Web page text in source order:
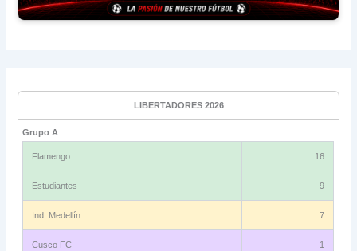
LIBERTADORES 2026
Grupo A
Flamengo 16
Estudiantes 9
Ind. Medellín 7
Cusco FC 1